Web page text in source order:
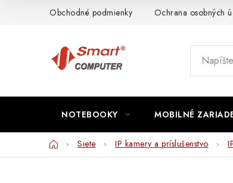
Obchodné podmienky Ochrana osobných
NOTEBOOKY MOBILNÉ
DomovSiete IP kamery a príslušenstvo